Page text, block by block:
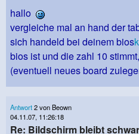
hallo
vergleiche mal an hand der
sich handeld bei deinem bios
bios ist und die zahl 10
(eventuell neues board
Antwort2 von Beown
04.11.07, 11:26:18
Re: Bildschirm bleibt